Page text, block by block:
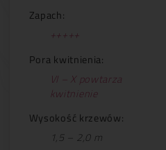
Zapach:
+++++
Pora kwitnienia:
VI – X powtarza
kwitnienie
Wysokość krzewów:
1,5 – 2,0 m